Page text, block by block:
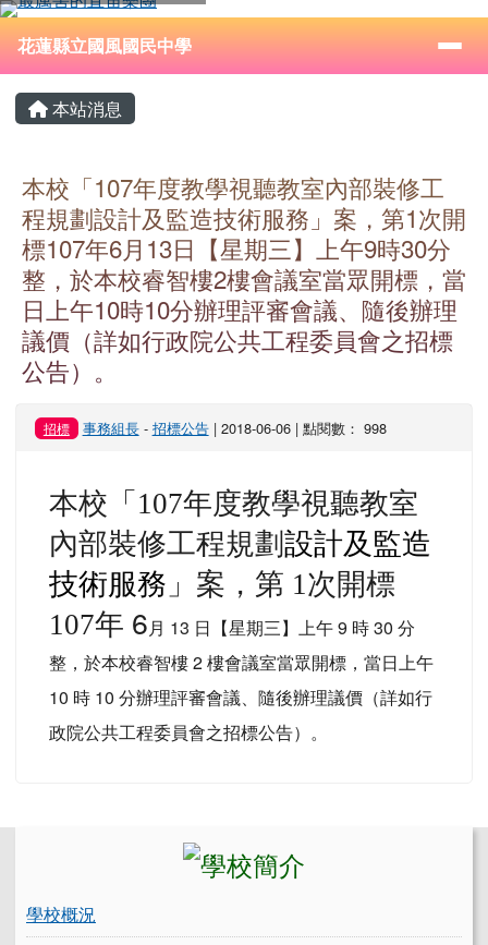
跳至主內容區
花蓮縣立國風國民中學
⏸
導覽列
花蓮縣立國風國民中學
主內容區域
本站消息
本校「107年度教學視聽教室內部裝修工
程規劃設計及監造技術服務」案，第1次開
標107年6月13日【星期三】上午9時30分
整，於本校睿智樓2樓會議室當眾開標，當
日上午10時10分辦理評審會議、隨後辦理
議價（詳如行政院公共工程委員會之招標
公告）。
招標 事務組長- 招標公告| 2018-06-06 | 點閱數： 998
本校 「107年度教學視聽教室
內部裝修工程規劃設計及監造
技術服務 」案 ，第 1次開標
107年 6月 13 日【星期三】上午 9 時 30 分
整，於本校睿智樓 2 樓會議室當眾開標，當日上午
10 時 10 分辦理評審會議、隨後辦理議價（詳如行
政院公共工程委員會之招標公告）。
學校概況
頁尾區域